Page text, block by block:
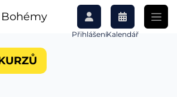
PřihlášeníKalendář